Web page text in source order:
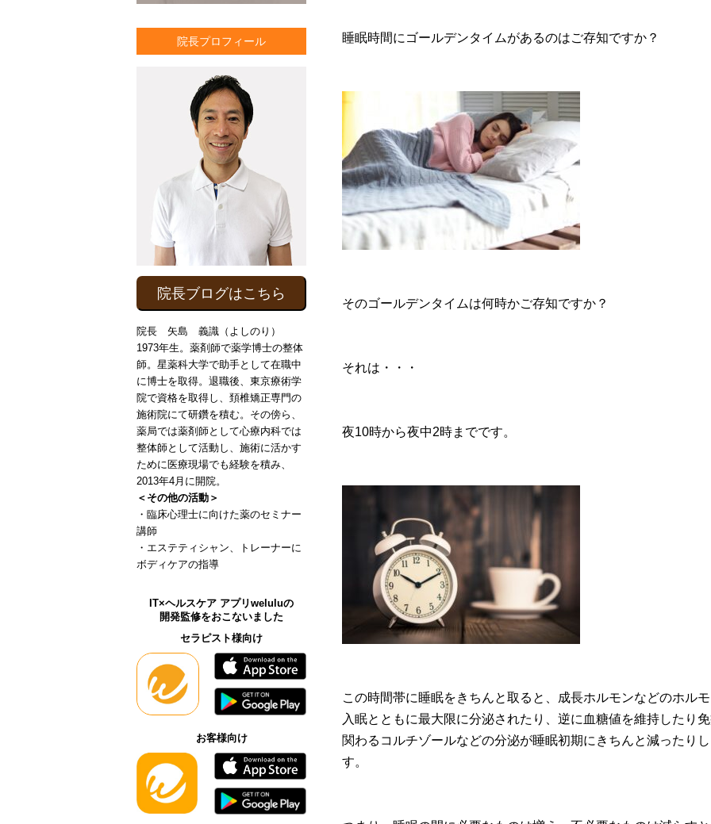
睡眠時間にゴールデンタイムがあるのはご存知ですか？
そのゴールデンタイムは何時かご存知ですか？
それは・・・
夜10時から夜中2時までです。
この時間帯に睡眠をきちんと取ると、成長ホルモンなどのホル
入眠とともに最大限に分泌されたり、逆に血糖値を維持したり
関わるコルチゾールなどの分泌が睡眠初期にきちんと減ったり
す。
院長プロフィール
院長ブログはこちら
院長 矢島 義識（よしのり）
1973年生。薬剤師で薬学博士の整体
師。星薬科大学で助手として在職中
に博士を取得。退職後、東京療術学
院で資格を取得し、頚椎矯正専門の
施術院にて研鑽を積む。その傍ら、
薬局では薬剤師として心療内科では
整体師として活動し、施術に活かす
ために医療現場でも経験を積み、
2013年4月に開院。
＜その他の活動＞
・臨床心理士に向けた薬のセミナー
講師
・エステティシャン、トレーナーに
ボディケアの指導
IT×ヘルスケア アプリweluluの
開発監修をおこないました
セラピスト様向け
お客様向け